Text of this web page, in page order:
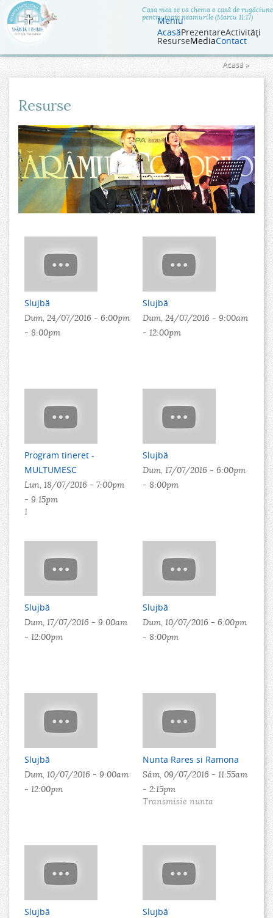
Jump to navigationCasa mea se va chema o casă de rugăciune
pentru toate neamurile (Marcu 11:17)
Meniu
AcasăPrezentareActivităţi
ResurseMediaContact
Eşti
aici
Acasă»
Resurse
Slujbă
Dum, 24/07/2016 - 6:00pm
- 8:00pm
Slujbă
Dum, 24/07/2016 - 9:00am
- 12:00pm
Program tineret -
MULTUMESC
Lun, 18/07/2016 - 7:00pm
- 9:15pm
1
Slujbă
Dum, 17/07/2016 - 6:00pm
- 8:00pm
Slujbă
Dum, 17/07/2016 - 9:00am
- 12:00pm
Slujbă
Dum, 10/07/2016 - 6:00pm
- 8:00pm
Slujbă
Dum, 10/07/2016 - 9:00am
- 12:00pm
Nunta Rares si Ramona
Sâm, 09/07/2016 - 11:55am
- 2:15pm
Transmisie nunta
Slujbă Slujbă